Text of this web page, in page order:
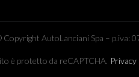
AutoLanciani Spa – p.iva:
è protetto da reCAPTCHA. Privacy